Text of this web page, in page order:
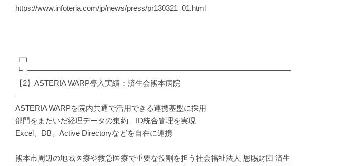
https://www.infoteria.com/jp/news/press/pr130321_01.html
┏┓
┗□━━━━━━━━━━━━━━━━━━━━━━━━━━━━━━━━━━━
【2】ASTERIA WARP導入実績：済生会熊本病院
————————————————————————–
ASTERIA WARPを院内共通で活用できる連携基盤に採用
部門をまたいだ経理データの集約、ID統合管理を実現
Excel、DB、Active Directoryなどを自在に連携
熊本市周辺の地域医療や救急医療で重要な役割を担う社会福祉法人 恩賜財団 済生